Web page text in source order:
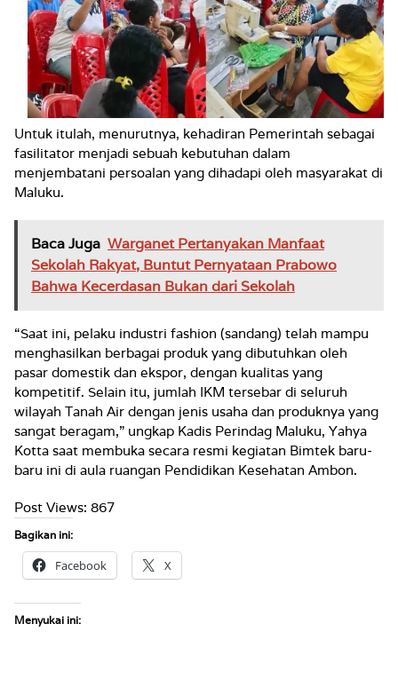
Untuk itulah, menurutnya, kehadiran Pemerintah sebagai
fasilitator menjadi sebuah kebutuhan dalam
menjembatani persoalan yang dihadapi oleh masyarakat di
Maluku.
Baca Juga Warganet Pertanyakan Manfaat
Sekolah Rakyat, Buntut Pernyataan Prabowo
Bahwa Kecerdasan Bukan dari Sekolah
“Saat ini, pelaku industri fashion (sandang) telah mampu
menghasilkan berbagai produk yang dibutuhkan oleh
pasar domestik dan ekspor, dengan kualitas yang
kompetitif. Selain itu, jumlah IKM tersebar di seluruh
wilayah Tanah Air dengan jenis usaha dan produknya yang
sangat beragam,” ungkap Kadis Perindag Maluku, Yahya
Kotta saat membuka secara resmi kegiatan Bimtek baru-
baru ini di aula ruangan Pendidikan Kesehatan Ambon.
Post Views: 867
Bagikan ini:
Facebook X
Menyukai ini: